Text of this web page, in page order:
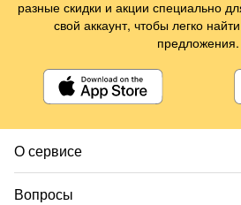
О сервисе
Вопросы
разные скидки и акции специально
свой аккаунт, чтобы легко
предложения.